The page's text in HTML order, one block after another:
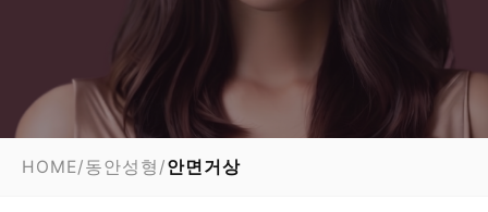
HOME/동안성형 /안면거상